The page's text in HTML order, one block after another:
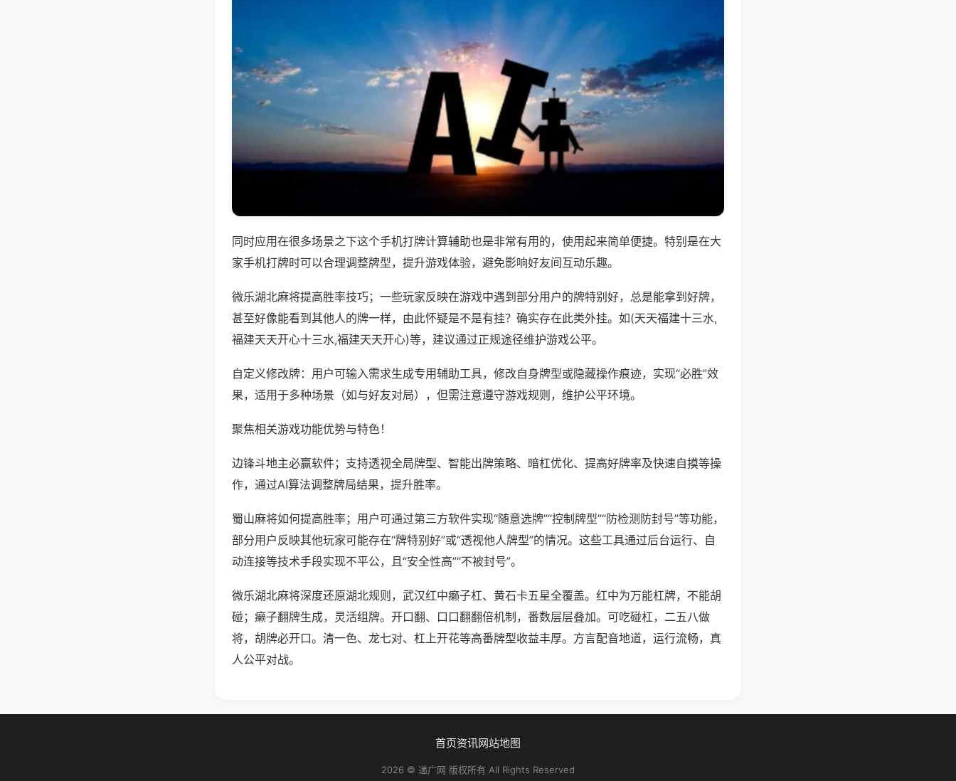
同时应用在很多场景之下这个手机打牌计算辅助也是非常有用的，使用起来简单便捷。特别是在大
家手机打牌时可以合理调整牌型，提升游戏体验，避免影响好友间互动乐趣。
微乐湖北麻将提高胜率技巧；一些玩家反映在游戏中遇到部分用户的牌特别好，总是能拿到好牌，
甚至好像能看到其他人的牌一样，由此怀疑是不是有挂？确实存在此类外挂。如(天天福建十三水,
福建天天开心十三水,福建天天开心)等，建议通过正规途径维护游戏公平。
自定义修改牌：用户可输入需求生成专用辅助工具，修改自身牌型或隐藏操作痕迹，实现“必胜”效
果，适用于多种场景（如与好友对局），但需注意遵守游戏规则，维护公平环境。
聚焦相关游戏功能优势与特色！
边锋斗地主必赢软件；支持透视全局牌型、智能出牌策略、暗杠优化、提高好牌率及快速自摸等操
作，通过AI算法调整牌局结果，提升胜率。
蜀山麻将如何提高胜率；用户可通过第三方软件实现“随意选牌”“控制牌型”“防检测防封号”等功能，
部分用户反映其他玩家可能存在“牌特别好”或“透视他人牌型”的情况。这些工具通过后台运行、自
动连接等技术手段实现不平公，且“安全性高”“不被封号”。
微乐湖北麻将深度还原湖北规则，武汉红中癞子杠、黄石卡五星全覆盖。红中为万能杠牌，不能胡
碰；癞子翻牌生成，灵活组牌。开口翻、口口翻翻倍机制，番数层层叠加。可吃碰杠，二五八做
将，胡牌必开口。清一色、龙七对、杠上开花等高番牌型收益丰厚。方言配音地道，运行流畅，真
人公平对战。
首页资讯网站地图
2026 © 递广网 版权所有 All Rights Reserved